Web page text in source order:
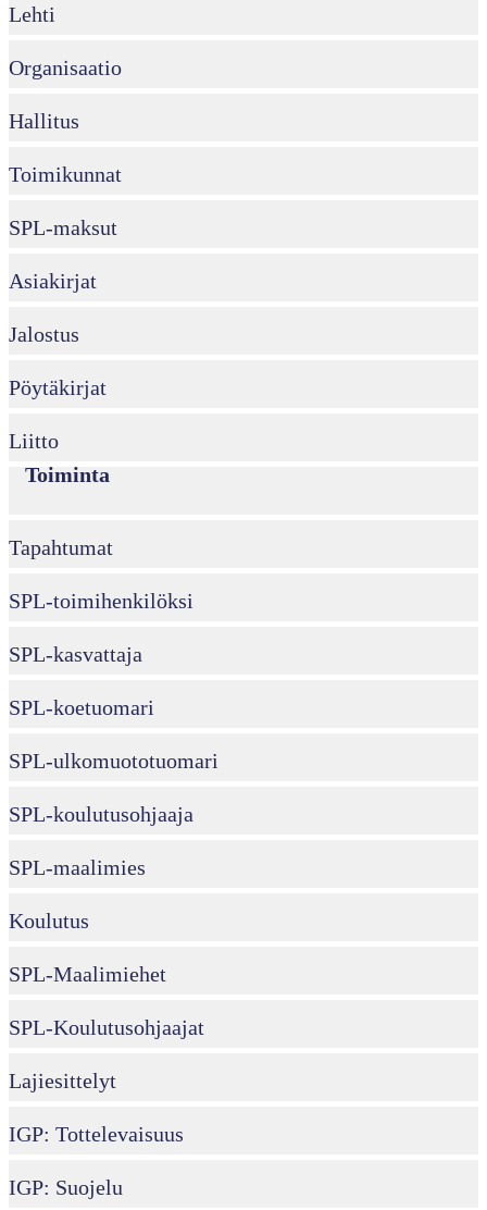
Lehti
Organisaatio
Hallitus
Toimikunnat
SPL-maksut
Asiakirjat
Jalostus
Pöytäkirjat
Liitto
Toiminta
Tapahtumat
SPL-toimihenkilöksi
SPL-kasvattaja
SPL-koetuomari
SPL-ulkomuototuomari
SPL-koulutusohjaaja
SPL-maalimies
Koulutus
SPL-Maalimiehet
SPL-Koulutusohjaajat
Lajiesittelyt
IGP: Tottelevaisuus
IGP: Suojelu